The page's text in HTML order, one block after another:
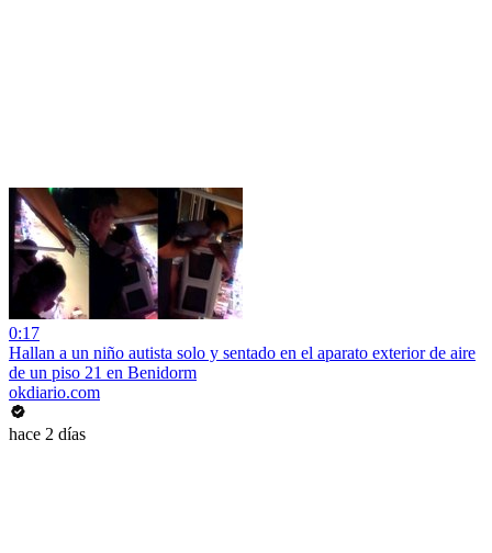
0:17
Hallan a un niño autista solo y sentado en el aparato exterior de aire
de un piso 21 en Benidorm
okdiario.com
hace 2 días